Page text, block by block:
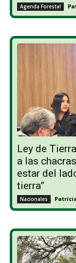
Agenda Forestal
Ley de
a las
estar del
tierra”
Nacionales